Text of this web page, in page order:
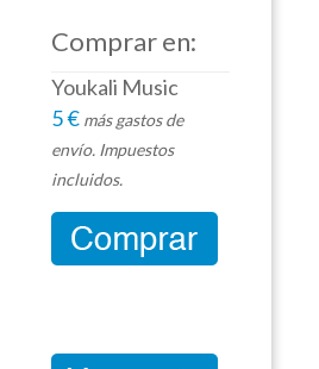
Comprar en:
Youkali Music
5 € más gastos de
envío. Impuestos
incluidos.